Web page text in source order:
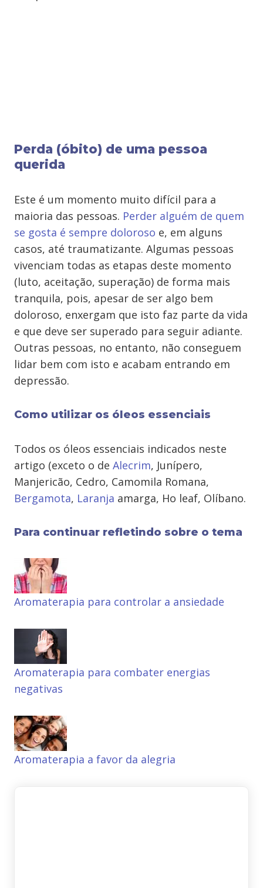
Perda (óbito) de uma pessoa
querida
Este é um momento muito difícil para a
maioria das pessoas. Perder alguém de quem
se gosta é sempre doloroso e, em alguns
casos, até traumatizante. Algumas pessoas
vivenciam todas as etapas deste momento
(luto, aceitação, superação) de forma mais
tranquila, pois, apesar de ser algo bem
doloroso, enxergam que isto faz parte da vida
e que deve ser superado para seguir adiante.
Outras pessoas, no entanto, não conseguem
lidar bem com isto e acabam entrando em
depressão.
Como utilizar os óleos essenciais
Todos os óleos essenciais indicados neste
artigo (exceto o de Alecrim, Junípero,
Manjericão, Cedro, Camomila Romana,
Bergamota, Laranja amarga, Ho leaf, Olíbano.
Para continuar refletindo sobre o tema
Aromaterapia para controlar a ansiedade
Aromaterapia para combater energias
negativas
Aromaterapia a favor da alegria